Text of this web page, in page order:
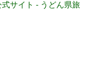
サイト - うどん県旅